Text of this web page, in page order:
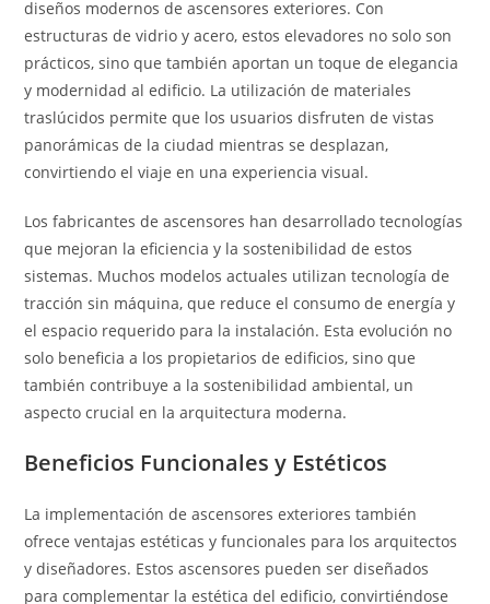
diseños modernos de ascensores exteriores. Con
estructuras de vidrio y acero, estos elevadores no solo son
prácticos, sino que también aportan un toque de elegancia
y modernidad al edificio. La utilización de materiales
traslúcidos permite que los usuarios disfruten de vistas
panorámicas de la ciudad mientras se desplazan,
convirtiendo el viaje en una experiencia visual.
Los fabricantes de ascensores han desarrollado tecnologías
que mejoran la eficiencia y la sostenibilidad de estos
sistemas. Muchos modelos actuales utilizan tecnología de
tracción sin máquina, que reduce el consumo de energía y
el espacio requerido para la instalación. Esta evolución no
solo beneficia a los propietarios de edificios, sino que
también contribuye a la sostenibilidad ambiental, un
aspecto crucial en la arquitectura moderna.
Beneficios Funcionales y Estéticos
La implementación de ascensores exteriores también
ofrece ventajas estéticas y funcionales para los arquitectos
y diseñadores. Estos ascensores pueden ser diseñados
para complementar la estética del edificio, convirtiéndose